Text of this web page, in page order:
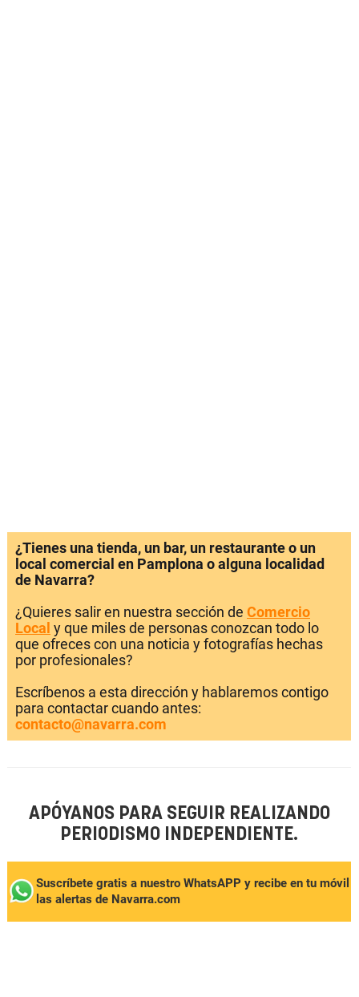
¿Tienes una tienda, un bar, un restaurante o un
local comercial en Pamplona o alguna localidad
de Navarra?
¿Quieres salir en nuestra sección de Comercio
Local y que miles de personas conozcan todo lo
que ofreces con una noticia y fotografías hechas
por profesionales?
Escríbenos a esta dirección y hablaremos contigo
para contactar cuando antes:
contacto@navarra.com
APÓYANOS PARA SEGUIR REALIZANDO
PERIODISMO INDEPENDIENTE.
Suscríbete gratis a nuestro WhatsAPP y recibe en tu móvil
las alertas de Navarra.com